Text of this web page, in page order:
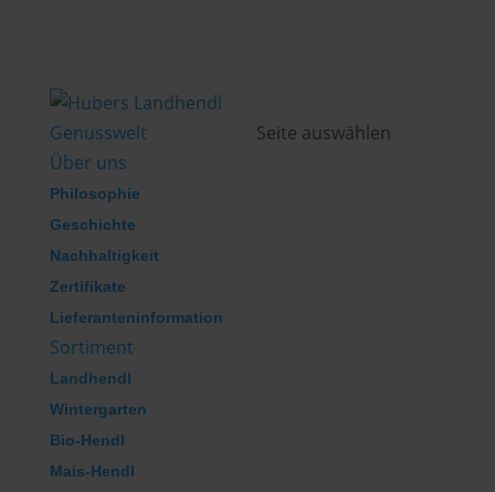
Genusswelt
Über uns
Philosophie
Geschichte
Nachhaltigkeit
Zertifikate
Lieferanteninformation
Sortiment
Landhendl
Wintergarten
Bio-Hendl
Mais-Hendl
Seite auswählen